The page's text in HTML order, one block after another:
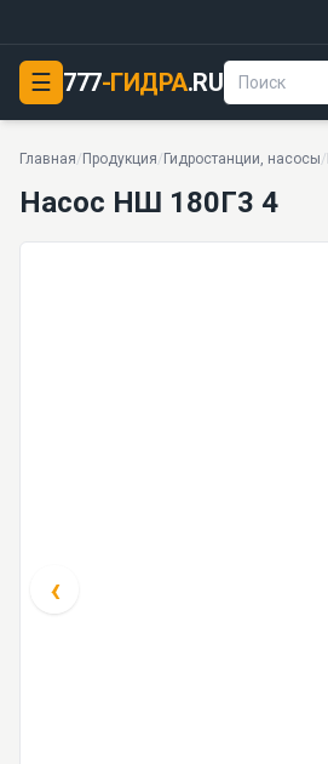
☰ 777-ГИДРА.RU
Главная/ Продукция/ Гидростанции, насосы/
Насос НШ 180Г3 4
Насос НШ 180Г3 4
‹